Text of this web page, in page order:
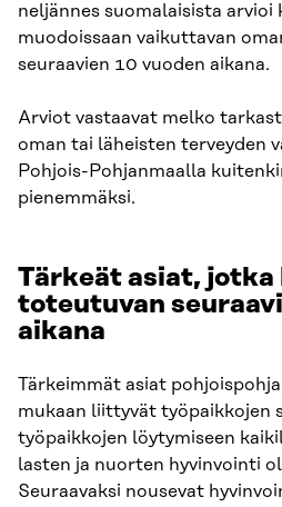
neljännes suomalaisista
muodoissaan vaikuttavan
seuraavien 10 vuoden aikana.
Arviot vastaavat melko
oman tai läheisten terveyden
Pohjois-Pohjanmaalla
pienemmäksi.​
Tärkeät asiat, jotka
toteutuvan
aikana​
Tärkeimmät asiat
mukaan liittyvät työpaikkojen
työpaikkojen löytymiseen
lasten ja nuorten hyvinvointi
Seuraavaksi nousevat